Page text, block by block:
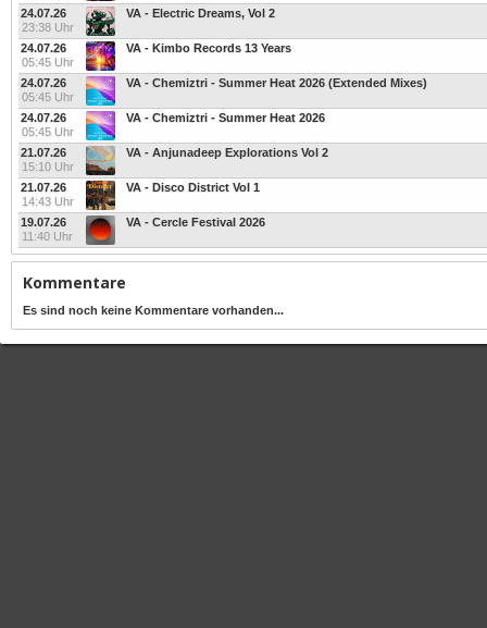
24.07.26
23:38 Uhr
VA - Electric Dreams, Vol 2
24.07.26
05:45 Uhr
VA - Kimbo Records 13 Years
24.07.26
05:45 Uhr
VA - Chemiztri - Summer Heat 2026 (Extended Mixes)
24.07.26
05:45 Uhr
VA - Chemiztri - Summer Heat 2026
21.07.26
15:10 Uhr
VA - Anjunadeep Explorations Vol 2
21.07.26
14:43 Uhr
VA - Disco District Vol 1
19.07.26
11:40 Uhr
VA - Cercle Festival 2026
Kommentare
Es sind noch keine Kommentare vorhanden...